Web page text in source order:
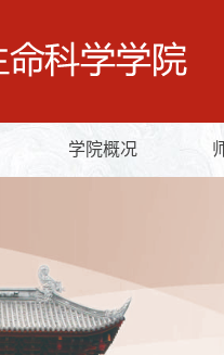
学院概况